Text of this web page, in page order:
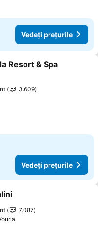
Vedeți prețurile
la favorite
Resort & Spa
3.609
Vedeți prețurile
la favorite
7.087